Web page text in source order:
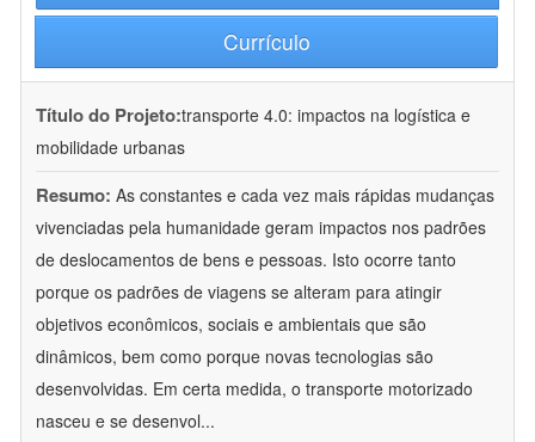
Currículo
Título do Projeto:transporte 4.0: impactos na logística e
mobilidade urbanas
Resumo: As constantes e cada vez mais rápidas mudanças
vivenciadas pela humanidade geram impactos nos padrões
de deslocamentos de bens e pessoas. Isto ocorre tanto
porque os padrões de viagens se alteram para atingir
objetivos econômicos, sociais e ambientais que são
dinâmicos, bem como porque novas tecnologias são
desenvolvidas. Em certa medida, o transporte motorizado
nasceu e se desenvol...